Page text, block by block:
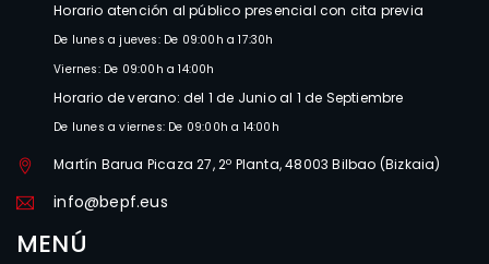
Horario atención al público presencial con cita previa
De lunes a jueves: De 09:00h a 17:30h
Viernes: De 09:00h a 14:00h
Horario de verano: del 1 de Junio al 1 de Septiembre
De lunes a viernes: De 09:00h a 14:00h
Martín Barua Picaza 27, 2º Planta, 48003 Bilbao (Bizkaia)
info@bepf.eus
MENÚ